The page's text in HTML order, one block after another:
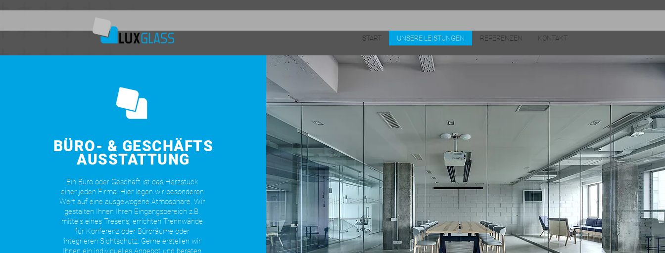
START UNSERE LEISTUNGEN REFERENZEN KONTAKT
BÜRO- & GESCHÄFTS
AUSSTATTUNG
Ein Büro oder Geschäft ist das Herzstück
einer jeden Firma. Hier legen wir besonderen
Wert auf eine ausgewogene Atmosphäre. Wir
gestalten Ihnen Ihren Eingangsbereich z.B.
mittels eines Tresens, errichten Trennwände
für Konferenz oder Büroräume oder
integrieren Sichtschutz. Gerne erstellen wir
Ihnen ein individuelles Angebot und beraten